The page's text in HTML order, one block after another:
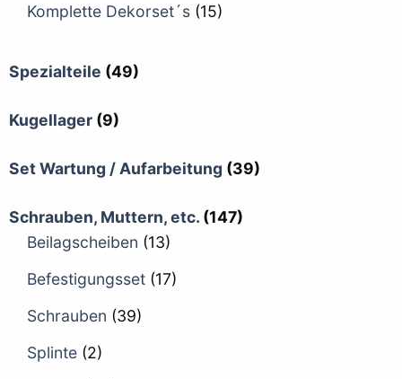
Komplette Dekorset´s (15)
Spezialteile (49)
Kugellager (9)
Set Wartung / Aufarbeitung (39)
Schrauben, Muttern, etc. (147)
Beilagscheiben (13)
Befestigungsset (17)
Schrauben (39)
Splinte (2)